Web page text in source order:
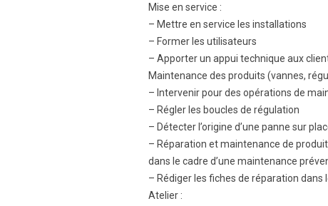
Mise en service :
– Mettre en service les installations
– Former les utilisateurs
– Apporter un appui technique aux
Maintenance des produits (vannes,
– Intervenir pour des opérations de
– Régler les boucles de régulation
– Détecter l’origine d’une panne sur
– Réparation et maintenance de
dans le cadre d’une maintenance
– Rédiger les fiches de réparation dans
Atelier :